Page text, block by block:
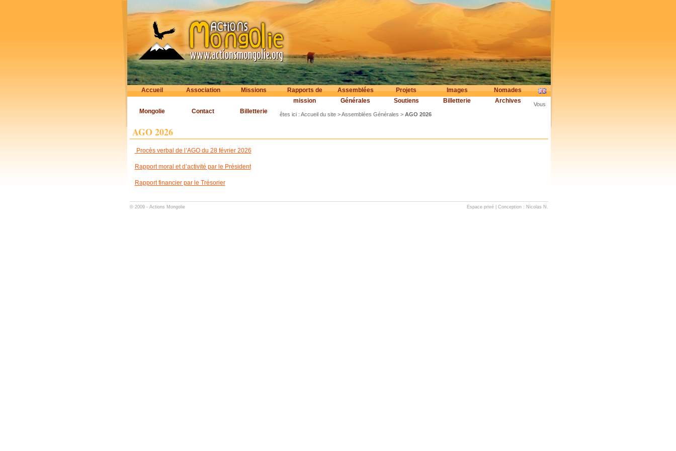
Accueil Association Missions
Rapports de
mission
Assemblées
Générales
Projets Images
Nomades
Soutiens
Billetterie
Archives
Mongolie
Contact Billetterie
Vous
êtes ici : Accueil du site>Assemblées Générales > AGO 2026
AGO 2026
Procès verbal de l’AGO du 28 février 2026
Rapport moral et d’activité par le Président
Rapport financier par le Trésorier
Espace privé| Conception : Nicolas N.
© 2009 - Actions Mongolie